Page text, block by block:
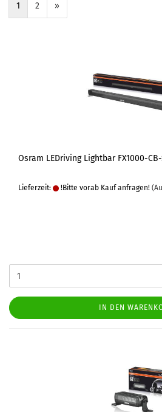
1 2 »
Osram LEDriving Lightbar FX1000-
Lieferzeit: !Bitte vorab Kauf anfragen!
IN DEN